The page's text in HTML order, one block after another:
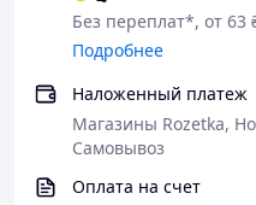
Без переплат*, от 63
Подробнее
Наложенный платеж
Магазины Rozetka,
Самовывоз
Оплата на счет